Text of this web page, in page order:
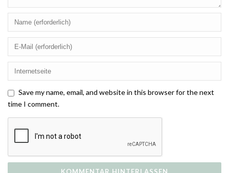
Save my name, email, and website in this browser for the next
time I comment.